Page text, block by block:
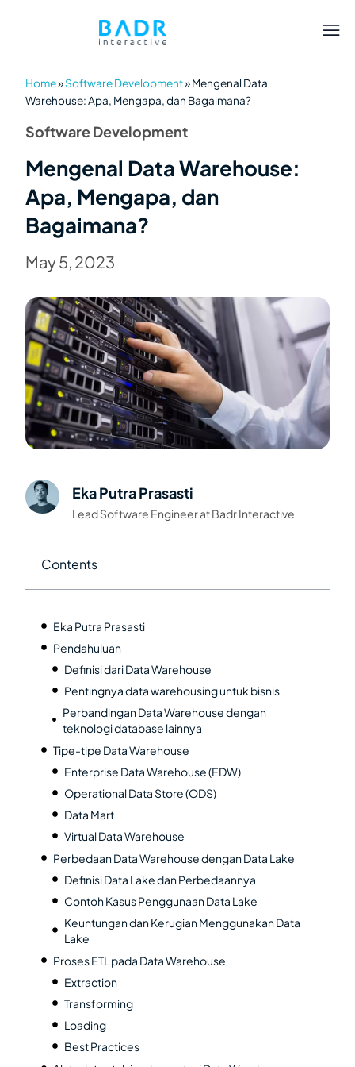
Home»Software Development»Mengenal Data
Warehouse: Apa, Mengapa, dan Bagaimana?
Software Development
Mengenal Data Warehouse:
Apa, Mengapa, dan
Bagaimana?
May 5, 2023
Eka Putra Prasasti
Lead Software Engineer at Badr Interactive
Contents
Eka Putra Prasasti
Pendahuluan
Definisi dari Data Warehouse
Pentingnya data warehousing untuk bisnis
Perbandingan Data Warehouse dengan
teknologi database lainnya
Tipe-tipe Data Warehouse
Enterprise Data Warehouse (EDW)
Operational Data Store (ODS)
Data Mart
Virtual Data Warehouse
Perbedaan Data Warehouse dengan Data Lake
Definisi Data Lake dan Perbedaannya
Contoh Kasus Penggunaan Data Lake
Keuntungan dan Kerugian Menggunakan Data
Lake
Proses ETL pada Data Warehouse
Extraction
Transforming
Loading
Best Practices